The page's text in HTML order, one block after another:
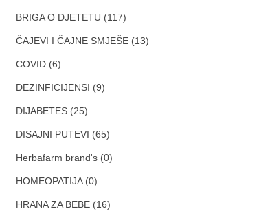
BRIGA O DJETETU (117)
ČAJEVI I ČAJNE SMJEŠE (13)
COVID (6)
DEZINFICIJENSI (9)
DIJABETES (25)
DISAJNI PUTEVI (65)
Herbafarm brand's (0)
HOMEOPATIJA (0)
HRANA ZA BEBE (16)